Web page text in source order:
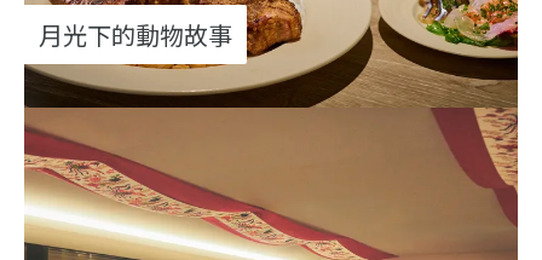
月光下的動物故事